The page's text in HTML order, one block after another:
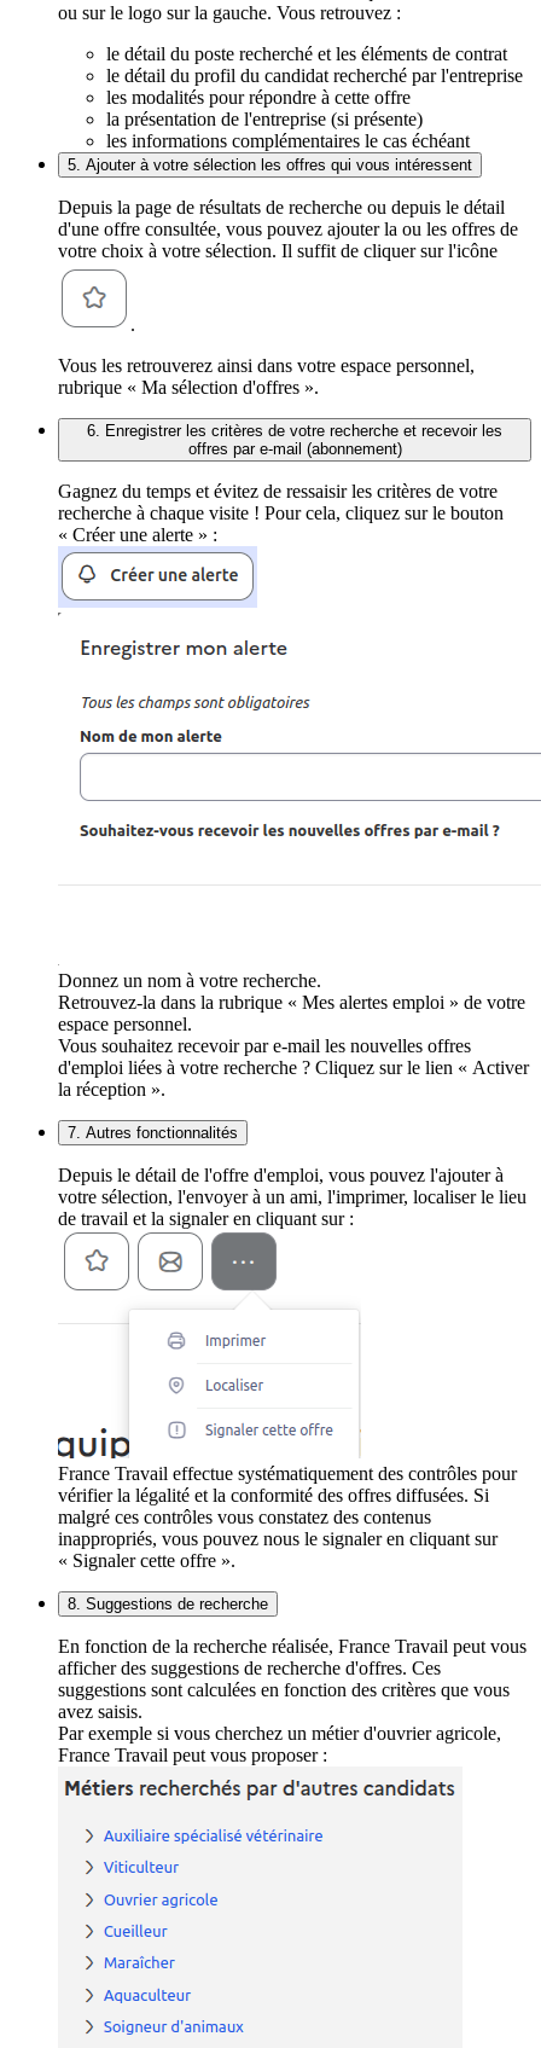
ou sur le logo sur la gauche. Vous retrouvez :
le détail du poste recherché et les éléments de contrat
le détail du profil du candidat recherché par l'entreprise
les modalités pour répondre à cette offre
la présentation de l'entreprise (si présente)
les informations complémentaires le cas échéant
5. Ajouter à votre sélection les offres qui vous intéressent
Depuis la page de résultats de recherche ou depuis le détail
d'une offre consultée, vous pouvez ajouter la ou les offres de
votre choix à votre sélection. Il suffit de cliquer sur l'icône
.
Vous les retrouverez ainsi dans votre espace personnel,
rubrique « Ma sélection d'offres ».
6. Enregistrer les critères de votre recherche et recevoir les
offres par e-mail (abonnement)
Gagnez du temps et évitez de ressaisir les critères de votre
recherche à chaque visite ! Pour cela, cliquez sur le bouton
« Créer une alerte » :
Donnez un nom à votre recherche.
Retrouvez-la dans la rubrique « Mes alertes emploi » de votre
espace personnel.
Vous souhaitez recevoir par e-mail les nouvelles offres
d'emploi liées à votre recherche ? Cliquez sur le lien « Activer
la réception ».
7. Autres fonctionnalités
Depuis le détail de l'offre d'emploi, vous pouvez l'ajouter à
votre sélection, l'envoyer à un ami, l'imprimer, localiser le lieu
de travail et la signaler en cliquant sur :
France Travail effectue systématiquement des contrôles pour
vérifier la légalité et la conformité des offres diffusées. Si
malgré ces contrôles vous constatez des contenus
inappropriés, vous pouvez nous le signaler en cliquant sur
« Signaler cette offre ».
8. Suggestions de recherche
En fonction de la recherche réalisée, France Travail peut vous
afficher des suggestions de recherche d'offres. Ces
suggestions sont calculées en fonction des critères que vous
avez saisis.
Par exemple si vous cherchez un métier d'ouvrier agricole,
France Travail peut vous proposer :